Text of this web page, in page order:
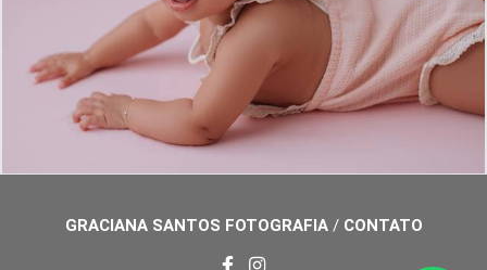
594
GRACIANA SANTOS FOTOGRAFIA/ CONTATO